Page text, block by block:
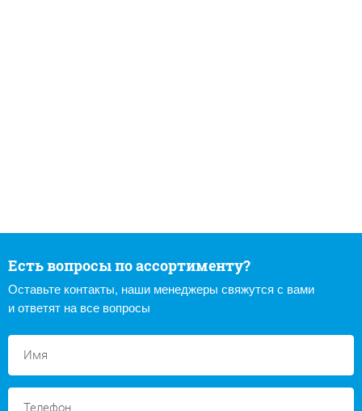
Есть вопросы по ассортименту?
Оставьте контакты, наши менеджеры свяжутся с вами
и ответят на все вопросы